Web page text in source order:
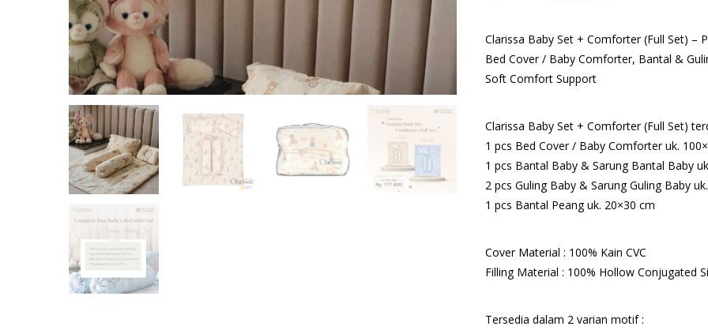
Rp177.800.
Clarissa Baby Set + Comforter (Full Set) –
Bed Cover / Baby Comforter, Bantal &
Soft Comfort Support
Clarissa Baby Set + Comforter (Full Set)
1 pcs Bed Cover / Baby Comforter uk.
1 pcs Bantal Baby & Sarung Bantal Baby
2 pcs Guling Baby & Sarung Guling Baby
1 pcs Bantal Peang uk. 20×30 cm
Cover Material : 100% Kain CVC
Filling Material : 100% Hollow Conjugated
Tersedia dalam 2 varian motif :